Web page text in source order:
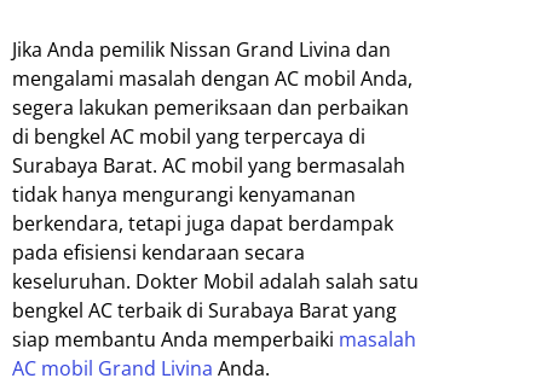
Jika Anda pemilik Nissan Grand Livina dan
mengalami masalah dengan AC mobil Anda,
segera lakukan pemeriksaan dan perbaikan
di bengkel AC mobil yang terpercaya di
Surabaya Barat. AC mobil yang bermasalah
tidak hanya mengurangi kenyamanan
berkendara, tetapi juga dapat berdampak
pada efisiensi kendaraan secara
keseluruhan. Dokter Mobil adalah salah satu
bengkel AC terbaik di Surabaya Barat yang
siap membantu Anda memperbaiki masalah
AC mobil Grand Livina Anda.